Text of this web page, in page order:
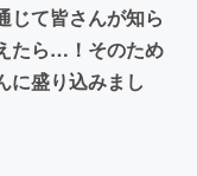
て皆さんが知ら
たら…！そのため
に盛り込みまし